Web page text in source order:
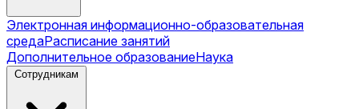
Электронная информационно-образовательная
средаРасписание занятий
Дополнительное образованиеНаука
Сотрудникам